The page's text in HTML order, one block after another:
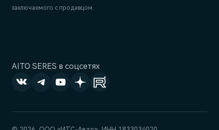
AITO SERES в соцсетях
заключаемого с продавцом.